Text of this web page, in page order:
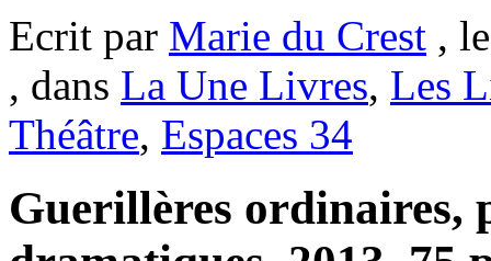
Ecrit par Marie du Crest ,
, dans La Une Livres, Les
Théâtre, Espaces 34
Guerillères ordinaires,